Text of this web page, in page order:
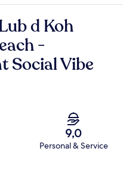
d Koh
-
Social Vibe
9,0
Personal & Service